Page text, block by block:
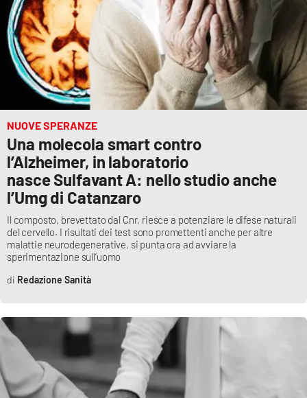
Economia e Lavoro
Politica
Sanità
Società
Sport
RUBRICHE
Good Morning Vietnam
Imprese Di Calabria
Le perfidie di Antonella Grippo
NUOVE SPERANZE
Una molecola smart contro
l’Alzheimer, in laboratorio
nasce Sulfavant A: nello studio anche
l’Umg di Catanzaro
Il composto, brevettato dal Cnr, riesce a potenziare le difese naturali
del cervello. I risultati dei test sono promettenti anche per altre
malattie neurodegenerative, si punta ora ad avviare la
sperimentazione sull’uomo
Redazione Sanità